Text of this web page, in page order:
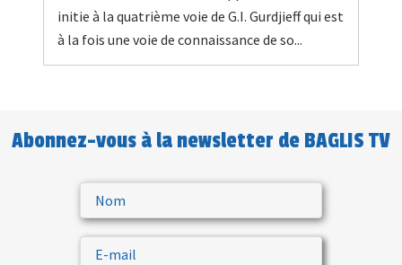
initie à la quatrième voie de G.I. Gurdjieff qui est
à la fois une voie de connaissance de so...
Abonnez-vous à la newsletter de BAGLIS TV